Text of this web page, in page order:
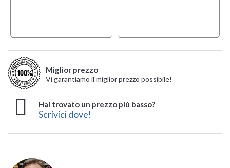
Miglior prezzo
Vi garantiamo il miglior prezzo possibile!
Hai trovato un prezzo più basso?
Scrivici dove!